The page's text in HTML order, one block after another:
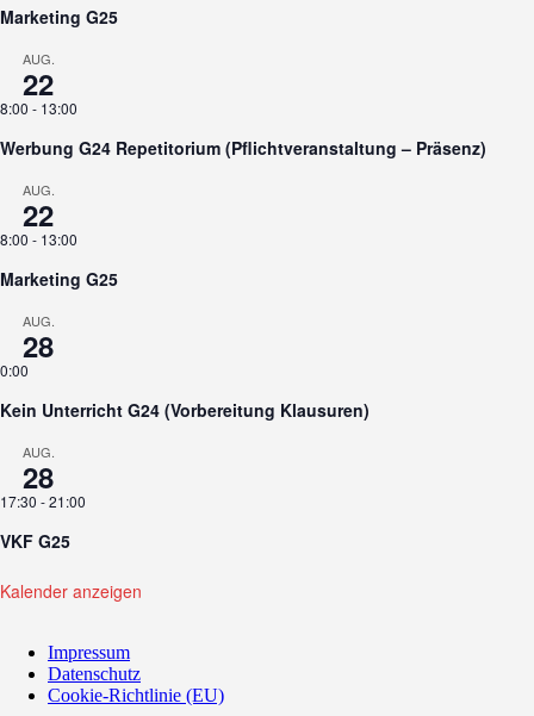
Marketing G25
AUG.
22
8:00 - 13:00
Werbung G24 Repetitorium (Pflichtveranstaltung – Präsenz)
AUG.
22
8:00 - 13:00
Marketing G25
AUG.
28
0:00
Kein Unterricht G24 (Vorbereitung Klausuren)
AUG.
28
17:30 -21:00
VKF G25
Kalender anzeigen
Impressum
Datenschutz
Cookie-Richtlinie (EU)